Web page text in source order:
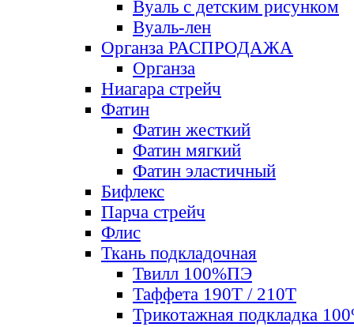
Вуаль с детским рисунком
Вуаль-лен
Органза РАСПРОДАЖА
Органза
Ниагара стрейч
Фатин
Фатин жесткий
Фатин мягкий
Фатин элаcтичный
Бифлекс
Парча стрейч
Флис
Ткань подкладочная
Твилл 100%ПЭ
Таффета 190Т / 210Т
Трикотажная подкладка